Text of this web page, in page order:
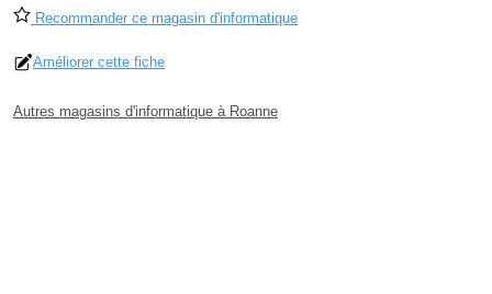
Recommander ce magasin d'informatique
Améliorer cette fiche
Autres magasins d'informatique à Roanne